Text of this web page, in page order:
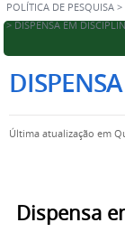
POLÍTICA DE PESQUISA >
> DISPENSA EM
Última atualização em
Dispensa